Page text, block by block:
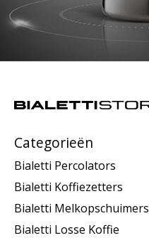
Categorieën
Bialetti Percolators
Bialetti Koffiezetters
Bialetti Melkopschuimers
Bialetti Losse Koffie